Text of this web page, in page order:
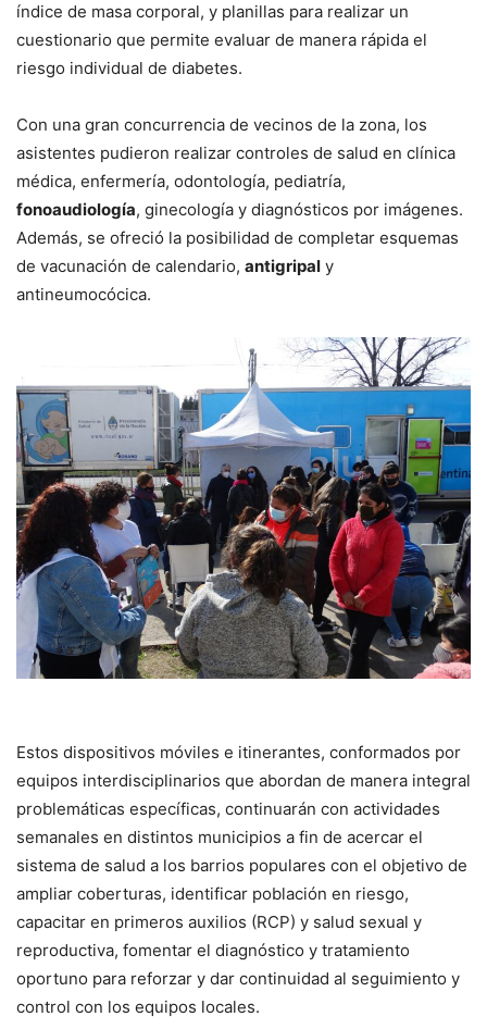
índice de masa corporal, y planillas para realizar un
cuestionario que permite evaluar de manera rápida el
riesgo individual de diabetes.
Con una gran concurrencia de vecinos de la zona, los
asistentes pudieron realizar controles de salud en clínica
médica, enfermería, odontología, pediatría,
fonoaudiología, ginecología y diagnósticos por imágenes.
Además, se ofreció la posibilidad de completar esquemas
de vacunación de calendario, antigripal y
antineumocócica.
Estos dispositivos móviles e itinerantes, conformados por
equipos interdisciplinarios que abordan de manera integral
problemáticas específicas, continuarán con actividades
semanales en distintos municipios a fin de acercar el
sistema de salud a los barrios populares con el objetivo de
ampliar coberturas, identificar población en riesgo,
capacitar en primeros auxilios (RCP) y salud sexual y
reproductiva, fomentar el diagnóstico y tratamiento
oportuno para reforzar y dar continuidad al seguimiento y
control con los equipos locales.